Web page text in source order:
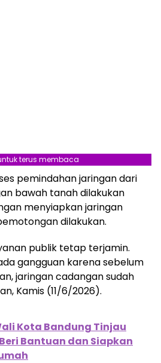
terus membaca
pemindahan jaringan dari
bawah tanah dilakukan
menyiapkan jaringan
dilakukan.
publik tetap terjamin.
gangguan karena sebelum
jaringan cadangan sudah
Kamis (11/6/2026).
Kota Bandung Tinjau
Bantuan dan Siapkan